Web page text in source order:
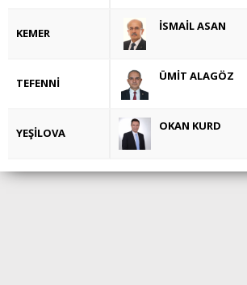
KEMER İSMAİL ASAN
TEFENNİ ÜMİT ALAGÖZ
YEŞİLOVA OKAN KURD